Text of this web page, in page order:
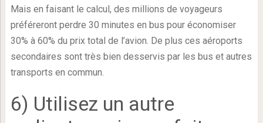
Mais en faisant le calcul, des millions de voyageurs
préféreront perdre 30 minutes en bus pour économiser
30% à 60% du prix total de l’avion. De plus ces aéroports
secondaires sont très bien desservis par les bus et autres
transports en commun.
6) Utilisez un autre